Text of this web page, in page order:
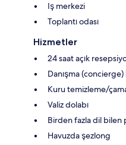
Iş merkezi
Toplantı odası
Hizmetler
24 saat açık
Danışma
Kuru temizleme/
Valiz dolabı
Birden fazla dil bilen
Havuzda şezlong